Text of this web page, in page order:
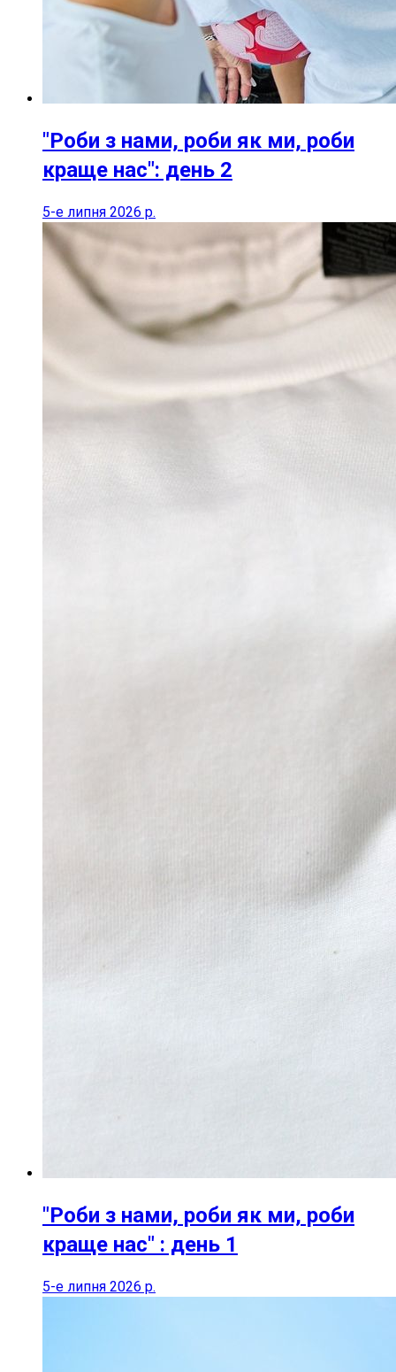
"Роби з нами, роби як ми, роби
краще нас": день 2
5-е липня 2026 р.
"Роби з нами, роби як ми, роби
краще нас" : день 1
5-е липня 2026 р.